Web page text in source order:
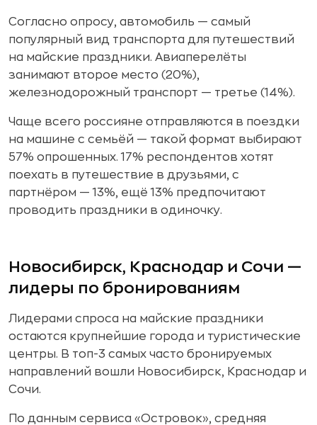
Согласно опросу, автомобиль — самый
популярный вид транспорта для путешествий
на майские праздники. Авиаперелёты
занимают второе место (20%),
железнодорожный транспорт — третье (14%).
Чаще всего россияне отправляются в поездки
на машине с семьёй — такой формат выбирают
57% опрошенных. 17% респондентов хотят
поехать в путешествие в друзьями, с
партнёром — 13%, ещё 13% предпочитают
проводить праздники в одиночку.
Новосибирск, Краснодар и Сочи —
лидеры по бронированиям
Лидерами спроса на майские праздники
остаются крупнейшие города и туристические
центры. В топ-3 самых часто бронируемых
направлений вошли Новосибирск, Краснодар и
Сочи.
По данным сервиса «Островок», средняя